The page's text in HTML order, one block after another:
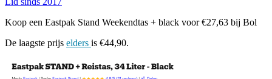
Koop een Eastpak Stand Weekendtas + black voor €27,63 bij Bol
De laagste prijs elders is €44,90.